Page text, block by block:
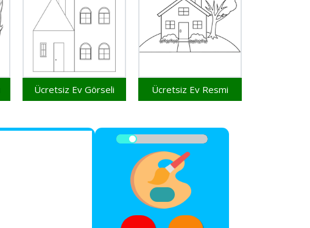
Ücretsiz Ev Görseli Ücretsiz Ev Resmi